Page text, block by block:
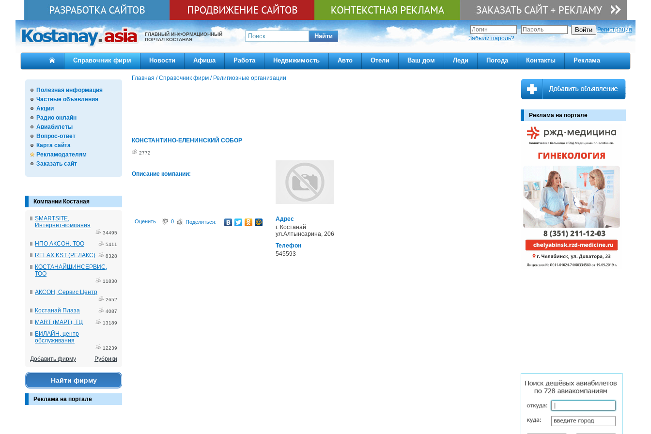
ГЛАВНЫЙ ИНФОРМАЦИОННЫЙ
ПОРТАЛ КОСТАНАЯ
Найти
Регистрация
Забыли пароль?
Справочник фирм Новости Афиша Работа Недвижимость Авто Отели Ваш дом Леди Погода Контакты Реклама
Полезная информация
Частные объявления
Акции
Радио онлайн
Авиабилеты
Вопрос-ответ
Карта сайта
Рекламодателям
Заказать сайт
Компании Костаная
SMARTSITE,
Интернет-компания
34495
НПО АКСОН, ТОО 5411
RELAX KST (РЕЛАКС) 8328
КОСТАНАЙШИНСЕРВИС,
ТОО
11830
АКСОН, Сервис Центр
2652
Костанай Плаза 4087
MART (МАРТ), ТЦ 13189
БИЛАЙН, центр
обслуживания
12239
Добавить фирму Рубрики
Найти фирму
Реклама на портале
Главная /Справочник фирм / Религиозные организации
КОНСТАНТИНО-ЕЛЕНИНСКИЙ СОБОР
2772
Описание компании:
Адрес
г. Костанай
ул.Алтынсарина, 206
Телефон
545593
Оценить 0 Поделиться:
Реклама на портале